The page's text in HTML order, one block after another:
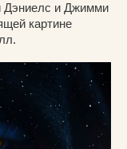
Дэниелс и Джимми
картине